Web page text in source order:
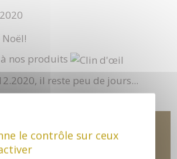
nos produits
il reste peu de jours...
le contrôle sur ceux